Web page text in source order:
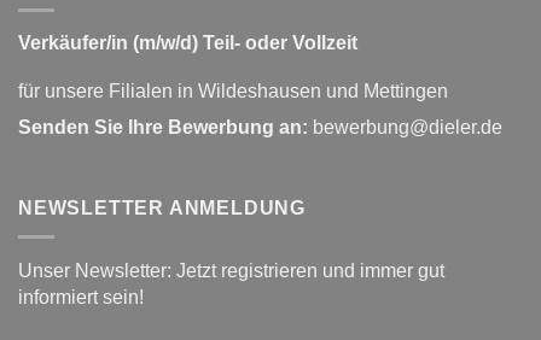
Verkäufer/in (m/w/d) Teil- oder Vollzeit
für unsere Filialen in Wildeshausen und Mettingen
Senden Sie Ihre Bewerbung an: bewerbung@dieler.de
NEWSLETTER ANMELDUNG
Unser Newsletter: Jetzt registrieren und immer gut
informiert sein!